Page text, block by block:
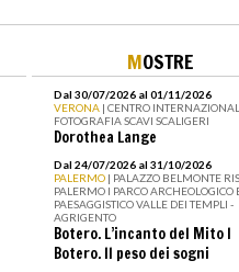
MOSTRE
Dal 30/07/2026 al 01/11/2026
VERONA | CENTRO
FOTOGRAFIA SCAVI SCALIGERI
Dorothea Lange
Dal 24/07/2026 al 31/10/2026
PALERMO | PALAZZO BELMONTE
PALERMO I PARCO ARCHEOLOGICO
PAESAGGISTICO VALLE DEI TEMPLI -
AGRIGENTO
Botero. L’incanto del Mito I
Botero. Il peso dei sogni